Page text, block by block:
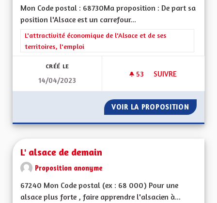
Mon Code postal : 68730Ma proposition : De part sa
position l'Alsace est un carrefour...
Filtrer les résultats de la catégorie : L'attractivité
L'attractivité économique de l'Alsace et de ses
territoires, l'emploi
CRÉÉ LE
14/04/2023
53 53 ABONNÉS
SUIVRE
VOIR LA PROPOSITION
L' alsace de demain
Proposition anonyme
67240 Mon Code postal (ex : 68 000) Pour une
alsace plus forte , faire apprendre l'alsacien à...